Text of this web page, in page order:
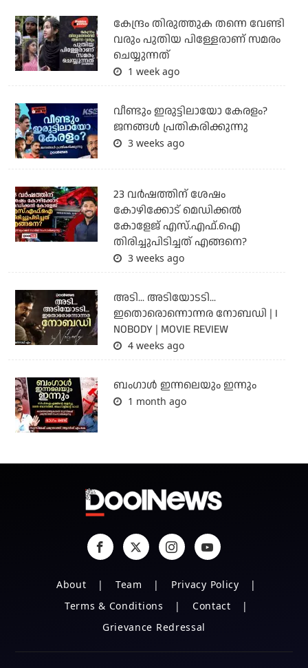
കേന്ദ്രം തിരുത്തുക തന്നെ വേണ്ടി
വരും പുതിയ പിള്ളേരാണ് സമരം
ചെയ്യുന്നത്
1 week ago
വീണ്ടും ഇരുട്ടിലായോ കേരളം?
ജനങ്ങൾ പ്രതികരിക്കുന്നു
3 weeks ago
23 വർഷത്തിന് ശേഷം
കോഴിക്കോട് മെഡിക്കൽ
കോളേജ് എസ്.എഫ്.ഐ
തിരിച്ചുപിടിച്ചത് എങ്ങനെ?
3 weeks ago
അടി... അടിയോടടി...
ഇതൊരൊന്നൊന്നര നോബഡി | I
NOBODY | MOVIE REVIEW
4 weeks ago
ബംഗാള്‍ ഇന്നലെയും ഇന്നും
1 month ago
About Team
Privacy Policy
Terms & Conditions
Contact
Grievance Redressal